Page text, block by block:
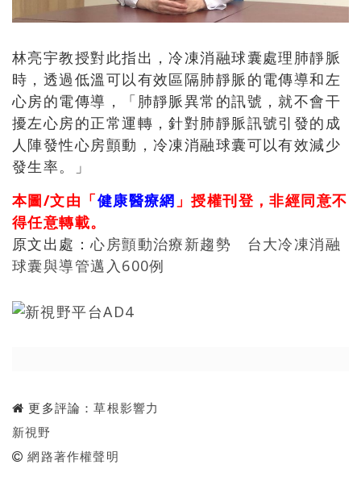
林亮宇教授對此指出，冷凍消融球囊處理肺靜脈
時，透過低溫可以有效區隔肺靜脈的電傳導和左
心房的電傳導，「肺靜脈異常的訊號，就不會干
擾左心房的正常運轉，針對肺靜脈訊號引發的成
人陣發性心房顫動，冷凍消融球囊可以有效減少
發生率。」
本圖/文由「健康醫療網 」授權刊登，非經同意不
得任意轉載。
原文出處：心房顫動治療新趨勢 台大冷凍消融
球囊與導管邁入600例
更多評論：草根影響力
新視野
網路著作權聲明